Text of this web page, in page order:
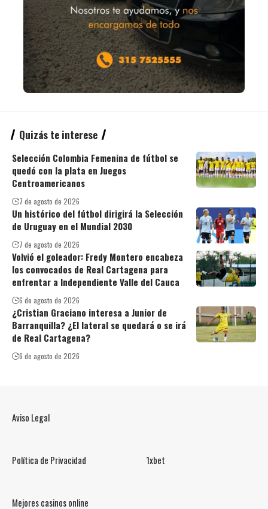
Quizás te interese
Selección Colombia Femenina de fútbol se
quedó con la plata en Juegos
Centroamericanos
7 de agosto de 2026
Un histórico del fútbol dirigirá la Selección
de Uruguay en el Mundial 2030
7 de agosto de 2026
Volvió el goleador: Fredy Montero encabeza
los convocados de Real Cartagena para
enfrentar a Independiente Valle del Cauca
6 de agosto de 2026
¿Cristian Graciano interesa a Junior de
Barranquilla? ¿El lateral se quedará o se irá
de Real Cartagena?
6 de agosto de 2026
Aviso Legal
Política de Privacidad 1xbet
Mejores casinos online